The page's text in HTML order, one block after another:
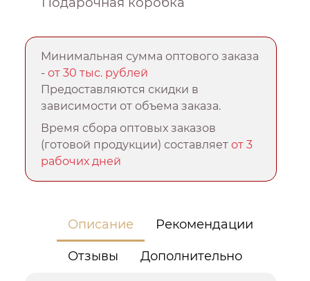
Минимальная сумма оптового заказа
-от 30 тыс. рублей
Предоставляются скидки в
зависимости от объема заказа.
Время сбора оптовых заказов
(готовой продукции) составляетот 3
рабочих дней
Описание Рекомендации
Отзывы Дополнительно